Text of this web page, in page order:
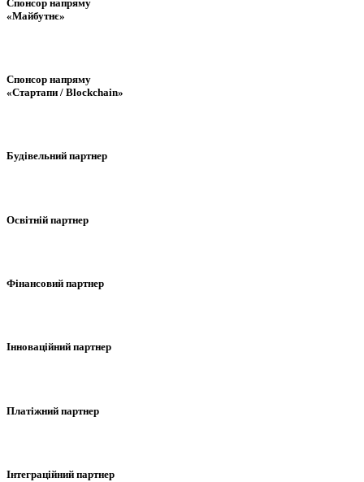
Спонсор напряму
«Майбутнє»
Спонсор напряму
«Стартапи / Blockchain»
Будівельний партнер
Освітній партнер
Фінансовий партнер
Інноваційний партнер
Платіжний партнер
Інтеграційний партнер